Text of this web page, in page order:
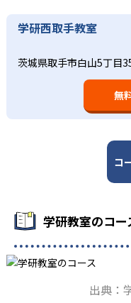
03
週2回の教室学習
学研教室では、週2回
習）の相乗効果を活
回の教室学習におい
ら学習指導と学習管
に自宅学習用の教材も
を図っている。進度が
長時間
学研教室では、小学生
50分程度と設定して
して学習できる時間
れていることに由来
ても学習の効果は上
時間学習よりくり返
学研教室が持つ最大の
ウを結集して制作し
教材は、学習指導要
の勉強がよくわかると
固めから先取り学習
すると共に、幼児・
も対応。中学校英語
学研教室の先生は、研
鑽している。「子ども
きる力を」という理念
ており、生徒それぞれ
導により生徒の「や
学研西取手教室
茨城県取手市白山5丁目
無
コ
学研教室のコー
出典：